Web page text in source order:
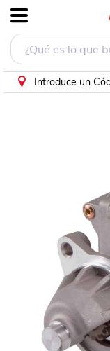
Introduce un
Marcha Ford F150